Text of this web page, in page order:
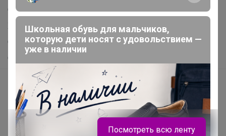
Самое выгодное
Хиты продаж
Самое желанное
Самое быстрое
Начать зарабатывать с 24-ok
Picabox.ru - Лучшее место для ваших изображений
Розыгрыш - Генератор случайных чисел
Пульс нашего маркетплейса
Школьная обувь для мальчиков,
которую дети носят с удовольствием —
уже в наличии
Посмотреть всю ленту